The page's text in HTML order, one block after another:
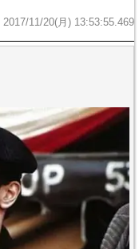
2017/11/20(月) 13:53:55.469